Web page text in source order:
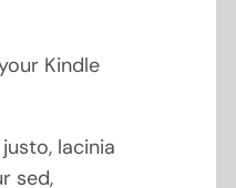
Kindle
lacinia
sed,